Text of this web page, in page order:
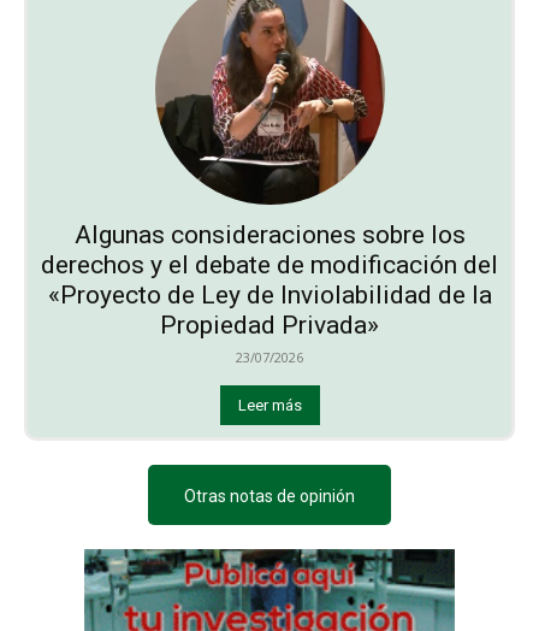
Algunas consideraciones sobre los
derechos y el debate de modificación del
«Proyecto de Ley de Inviolabilidad de la
Propiedad Privada»
23/07/2026
Leer más
Otras notas de opinión